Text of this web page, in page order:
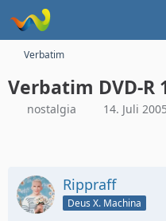
Verbatim
Verbatim DVD-R
nostalgia 14. Juli
Rippraff
Deus X. Machina